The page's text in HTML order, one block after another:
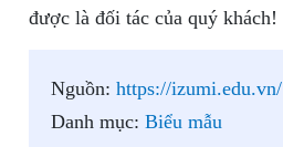
được là đối tác của quý khách!
Nguồn: https://izumi.edu.vn/
Danh mục: Biểu mẫu